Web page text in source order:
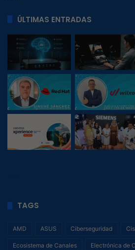
ÚLTIMAS ENTRADAS
TAGS
AMD ASUS Ciberseguridad
Ecosistema de Canales Electrónica de